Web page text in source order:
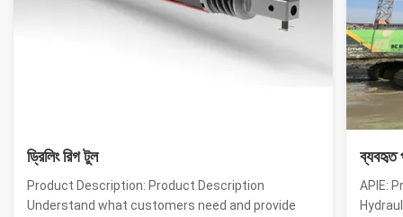
ড্রিলিং রিগ টুল
Product Description: Product Description
Understand what customers need and provide
ব্যবহৃত
APIE: